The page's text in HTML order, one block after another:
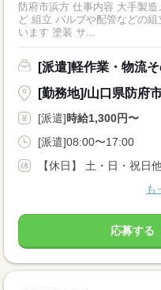
防府市浜方 仕事内容 大手製
ど 組立 バルブや配管などの
います 塗装 サ...
[派遣]軽作業・物流
[勤務地]/山口県防府
[派遣]時給1,300円〜
[派遣]08:00〜17:00
【休日】 土・日・祝日
も
応募する